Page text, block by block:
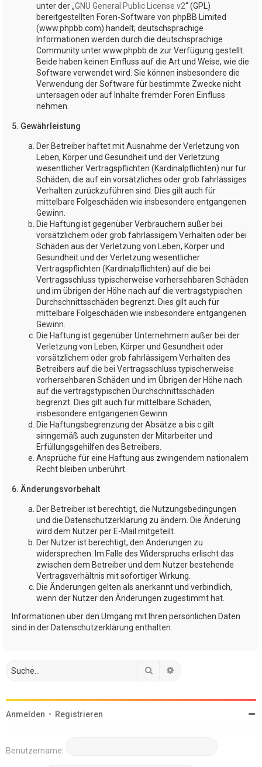
unter der „GNU General Public License v2“ (GPL)
bereitgestellten Foren-Software von phpBB Limited
(www.phpbb.com) handelt; deutschsprachige
Informationen werden durch die deutschsprachige
Community unter www.phpbb.de zur Verfügung gestellt.
Beide haben keinen Einfluss auf die Art und Weise, wie die
Software verwendet wird. Sie können insbesondere die
Verwendung der Software für bestimmte Zwecke nicht
untersagen oder auf Inhalte fremder Foren Einfluss
nehmen.
5. Gewährleistung
Der Betreiber haftet mit Ausnahme der Verletzung von
Leben, Körper und Gesundheit und der Verletzung
wesentlicher Vertragspflichten (Kardinalpflichten) nur für
Schäden, die auf ein vorsätzliches oder grob fahrlässiges
Verhalten zurückzuführen sind. Dies gilt auch für
mittelbare Folgeschäden wie insbesondere entgangenen
Gewinn.
Die Haftung ist gegenüber Verbrauchern außer bei
vorsätzlichem oder grob fahrlässigem Verhalten oder bei
Schäden aus der Verletzung von Leben, Körper und
Gesundheit und der Verletzung wesentlicher
Vertragspflichten (Kardinalpflichten) auf die bei
Vertragsschluss typischerweise vorhersehbaren Schäden
und im übrigen der Höhe nach auf die vertragstypischen
Durchschnittsschäden begrenzt. Dies gilt auch für
mittelbare Folgeschäden wie insbesondere entgangenen
Gewinn.
Die Haftung ist gegenüber Unternehmern außer bei der
Verletzung von Leben, Körper und Gesundheit oder
vorsätzlichem oder grob fahrlässigem Verhalten des
Betreibers auf die bei Vertragsschluss typischerweise
vorhersehbaren Schäden und im Übrigen der Höhe nach
auf die vertragstypischen Durchschnittsschäden
begrenzt. Dies gilt auch für mittelbare Schäden,
insbesondere entgangenen Gewinn.
Die Haftungsbegrenzung der Absätze a bis c gilt
sinngemäß auch zugunsten der Mitarbeiter und
Erfüllungsgehilfen des Betreibers.
Ansprüche für eine Haftung aus zwingendem nationalem
Recht bleiben unberührt.
6. Änderungsvorbehalt
Der Betreiber ist berechtigt, die Nutzungsbedingungen
und die Datenschutzerklärung zu ändern. Die Änderung
wird dem Nutzer per E-Mail mitgeteilt.
Der Nutzer ist berechtigt, den Änderungen zu
widersprechen. Im Falle des Widerspruchs erlischt das
zwischen dem Betreiber und dem Nutzer bestehende
Vertragsverhältnis mit sofortiger Wirkung.
Die Änderungen gelten als anerkannt und verbindlich,
wenn der Nutzer den Änderungen zugestimmt hat.
Informationen über den Umgang mit Ihren persönlichen Daten
sind in der Datenschutzerklärung enthalten.
Suche
Anmelden • Registrieren
Benutzername: